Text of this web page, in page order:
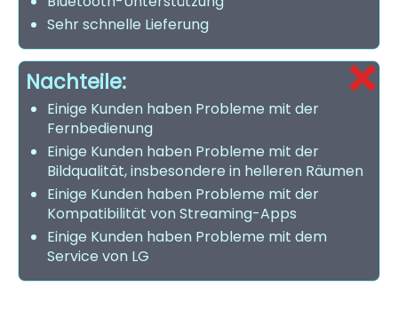
Sehr schnelle Lieferung
Nachteile:
Einige Kunden haben Probleme mit der
Fernbedienung
Einige Kunden haben Probleme mit der
Bildqualität, insbesondere in helleren Räumen
Einige Kunden haben Probleme mit der
Kompatibilität von Streaming-Apps
Einige Kunden haben Probleme mit dem
Service von LG